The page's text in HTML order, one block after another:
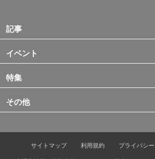
記事
イベント
特集
その他
サイトマップ 利用規約
プライバシ